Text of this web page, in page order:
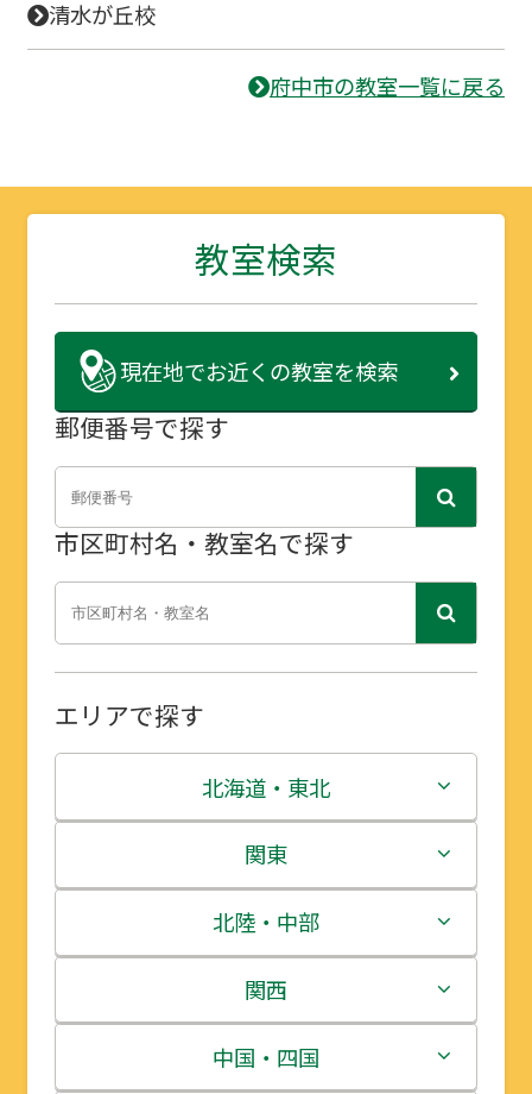
清水が丘校
府中市の教室一覧に戻る
教室検索
現在地でお近くの教室を検索
郵便番号で探す
市区町村名・教室名で探す
エリアで探す
北海道・東北
北海道
青森県
岩手県
宮城県
関東
茨城県
栃木県
群馬県
北陸・中部
新潟県
富山県
関西
三重県
中国・四国